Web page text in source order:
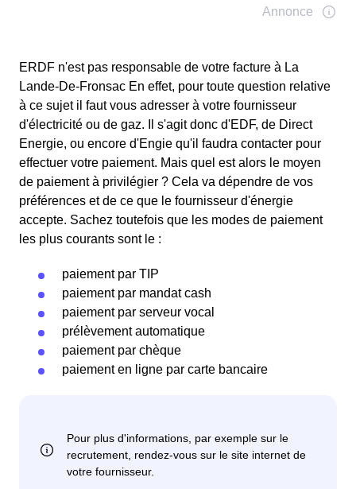
ERDF n'est pas responsable de votre facture à La
Lande-De-Fronsac En effet, pour toute question relative
à ce sujet il faut vous adresser à votre fournisseur
d'électricité ou de gaz. Il s'agit donc d'EDF, de Direct
Energie, ou encore d'Engie qu'il faudra contacter pour
effectuer votre paiement. Mais quel est alors le moyen
de paiement à privilégier ? Cela va dépendre de vos
préférences et de ce que le fournisseur d'énergie
accepte. Sachez toutefois que les modes de paiement
les plus courants sont le :
paiement par TIP
paiement par mandat cash
paiement par serveur vocal
prélèvement automatique
paiement par chèque
paiement en ligne par carte bancaire